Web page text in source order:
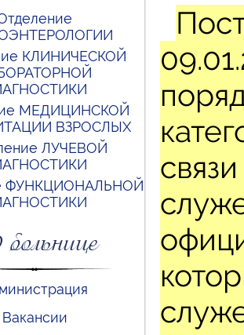
КЛИНИЧЕСКОЙ
МЕДИЦИНСКОЙ
ВЗРОСЛЫХ
ЛУЧЕВОЙ
ФУНКЦИОНАЛЬНОЙ
больнице
Вакансии